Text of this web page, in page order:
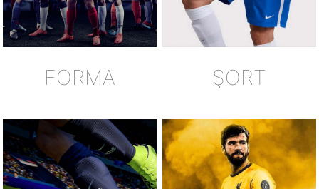
FORMA ŞORT